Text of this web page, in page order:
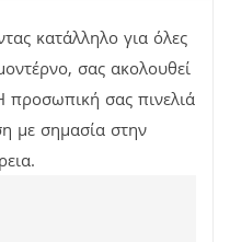
κατάλληλο για όλες
σας ακολουθεί
προσωπική σας πινελιά
με σημασία στην